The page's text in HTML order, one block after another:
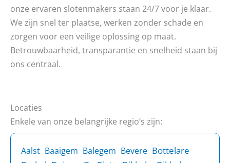
onze ervaren slotenmakers staan 24/7 voor je klaar.
We zijn snel ter plaatse, werken zonder schade en
zorgen voor een veilige oplossing op maat.
Betrouwbaarheid, transparantie en snelheid staan bij
ons centraal.
Locaties
Enkele van onze belangrijke regio’s zijn:
Aalst Baaigem Balegem Bevere Bottelare